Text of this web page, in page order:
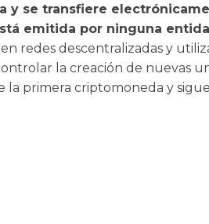
y se transfiere
emitida por ninguna
redes descentralizadas y
la creación de nuevas
primera criptomoneda y